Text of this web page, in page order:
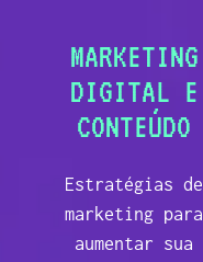
MARKETING
DIGITAL E
CONTEÚDO
Estratégias de
marketing para
aumentar sua